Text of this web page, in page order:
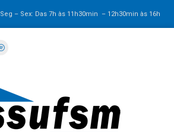
Seg – Sex: Das 7h às 11h30min – 12h30minàs 16h